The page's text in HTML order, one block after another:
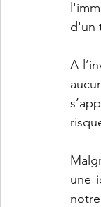
d'un
A
une